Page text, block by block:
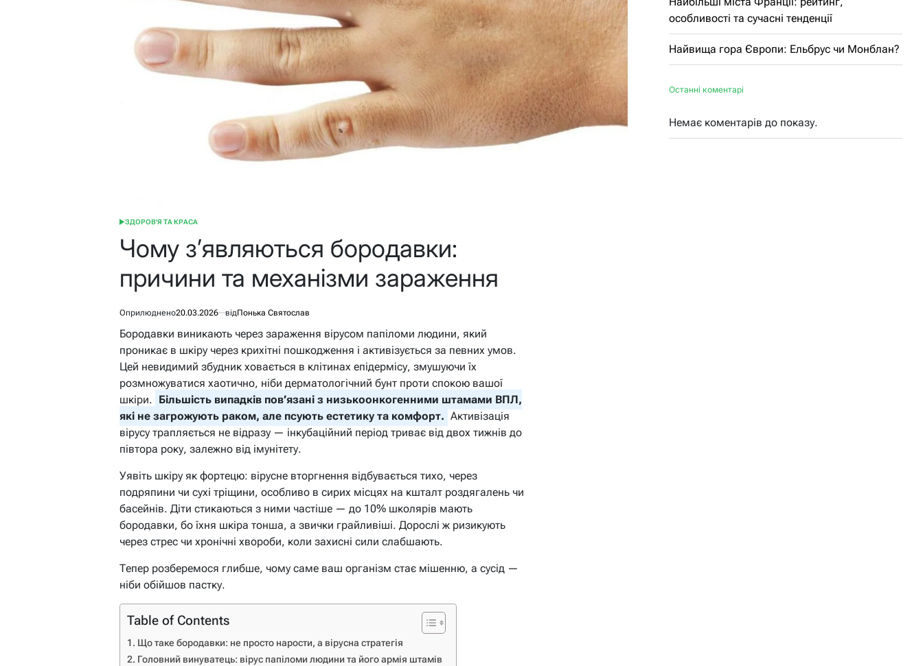
ОПУБЛІКУВАТИ
ЗДОРОВ'Я ТА КРАСА
Чому з’являються бородавки:
причини та механізми зараження
Оприлюднено20.03.2026 відПонька Святослав
Бородавки виникають через зараження вірусом папіломи людини, який
проникає в шкіру через крихітні пошкодження і активізується за певних умов.
Цей невидимий збудник ховається в клітинах епідермісу, змушуючи їх
розмножуватися хаотично, ніби дерматологічний бунт проти спокою вашої
шкіри.
Більшість випадків пов’язані з низькоонкогенними штамами ВПЛ,
які не загрожують раком, але псують естетику та комфорт. Активізація
вірусу трапляється не відразу — інкубаційний період триває від двох тижнів до
півтора року, залежно від імунітету.
Уявіть шкіру як фортецю: вірусне вторгнення відбувається тихо, через
подряпини чи сухі тріщини, особливо в сирих місцях на кшталт роздягалень чи
басейнів. Діти стикаються з ними частіше — до 10% школярів мають
бородавки, бо їхня шкіра тонша, а звички грайливіші. Дорослі ж ризикують
через стрес чи хронічні хвороби, коли захисні сили слабшають.
Тепер розберемося глибше, чому саме ваш організм стає мішенню, а сусід —
ніби обійшов пастку.
Table of Contents
Що таке бородавки: не просто нарости, а вірусна стратегія
Головний винуватець: вірус папіломи людини та його армія штамів
особливості та сучасні тенденції
Найвища гора Європи: Ельбрус чи Монблан?
Останні коментарі
Немає коментарів до показу.